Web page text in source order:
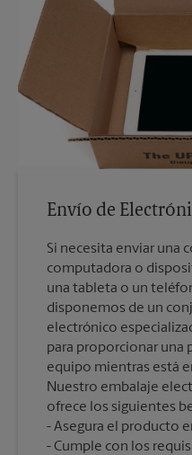
Envío de
Si necesita enviar una
computadora o
una tableta o un
disponemos de un
electrónico
para proporcionar una
equipo mientras está
Nuestro embalaje
ofrece los siguientes
Asegura el producto
Cumple con los